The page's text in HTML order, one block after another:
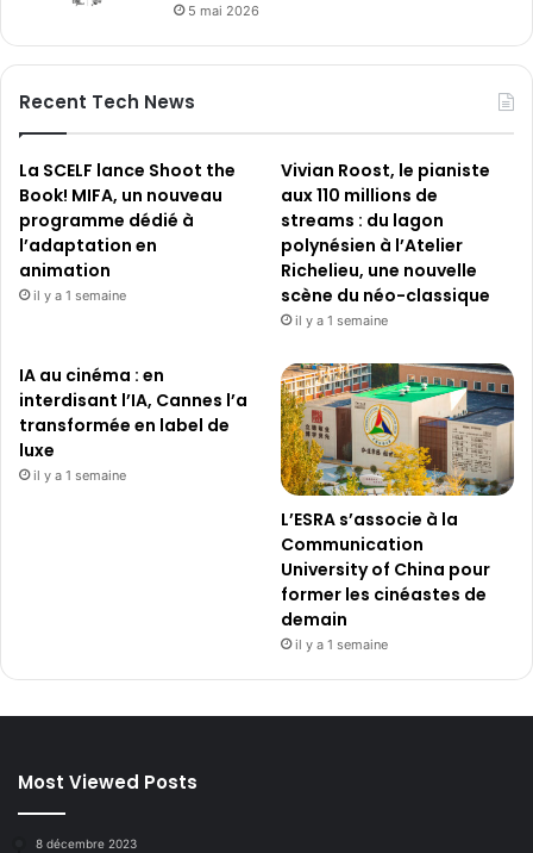
5 mai 2026
Recent Tech News
La SCELF lance Shoot the
Book! MIFA, un nouveau
programme dédié à
l’adaptation en
animation
il y a 1 semaine
Vivian Roost, le pianiste
aux 110 millions de
streams : du lagon
polynésien à l’Atelier
Richelieu, une nouvelle
scène du néo-classique
il y a 1 semaine
IA au cinéma : en
interdisant l’IA, Cannes l’a
transformée en label de
luxe
il y a 1 semaine
L’ESRA s’associe à la
Communication
University of China pour
former les cinéastes de
demain
il y a 1 semaine
Most Viewed Posts
8 décembre 2023